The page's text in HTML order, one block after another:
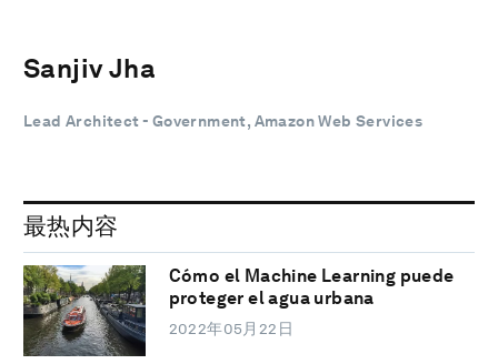
Sanjiv Jha
Lead Architect - Government, Amazon Web Services
最热内容
Cómo el Machine Learning puede
proteger el agua urbana
2022年05月22日